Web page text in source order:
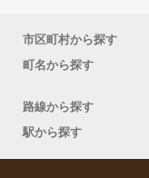
市区町村から探す
町名から探す
路線から探す
駅から探す